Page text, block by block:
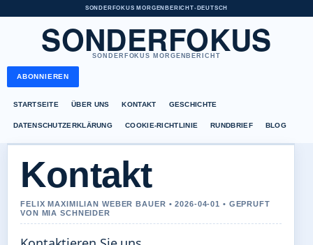
SONDERFOKUS MORGENBERICHT• DEUTSCH
SONDERFOKUS
SONDERFOKUS MORGENBERICHT
ABONNIEREN
STARTSEITE ÜBER UNS KONTAKT GESCHICHTE
DATENSCHUTZERKLÄRUNG COOKIE-RICHTLINIE RUNDBRIEF BLOG
Kontakt
FELIX MAXIMILIAN WEBER BAUER • 2026-04-01 • GEPRUFT
VON MIA SCHNEIDER